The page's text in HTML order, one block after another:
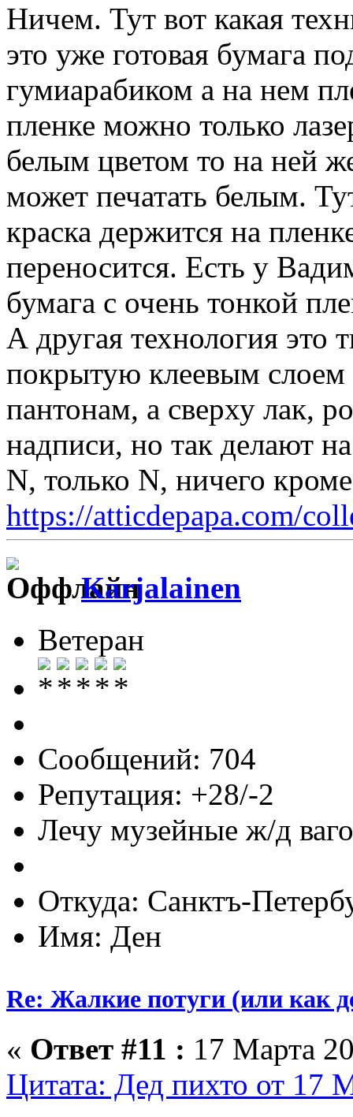
Ничем. Тут вот какая
это уже готовая бумага
гумиарабиком а на нем
пленке можно только
белым цветом то на ней
может печатать белым.
краска держится на
переносится. Есть у
бумага с очень тонкой
А другая технология это
покрытую клеевым слоем
пантонам, а сверху лак,
надписи, но так делают
N, только N, ничего
https://atticdepapa.com/
Karjalainen
Ветеран
Сообщений: 704
Репутация: +28/-2
Лечу музейные ж/д
Откуда: Санктъ-
Имя: Ден
Re: Жалкие потуги (или как
« Ответ #11 : 17 Марта
Цитата: Дед пихто от 17